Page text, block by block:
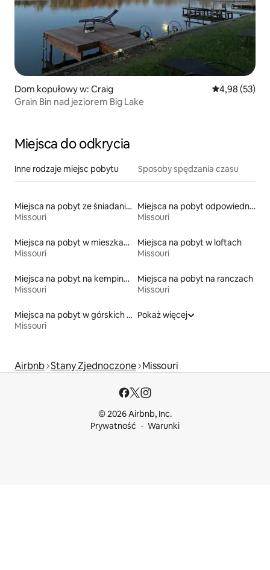
Dom kopułowy w: Craig Średnia
4,98 (53)
Grain Bin nad jeziorem Big Lake
Miejsca do odkrycia
Inne rodzaje miejsc pobytu Sposoby spędzania czasu
Miejsca na pobyt ze śniadaniem
Missouri
Miejsca na pobyt odpowiednie dla rodzin
Missouri
Miejsca na pobyt w mieszkaniach typu condo
Missouri
Miejsca na pobyt w loftach
Missouri
Miejsca na pobyt na kempingach
Missouri
Miejsca na pobyt na ranczach
Missouri
Miejsca na pobyt w górskich chatach
Missouri
Pokaż więcej
Airbnb Stany Zjednoczone Missouri
© 2026 Airbnb, Inc.
Prywatność
Warunki